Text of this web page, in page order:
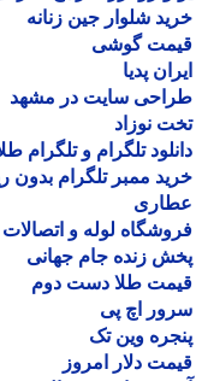
شلوار جین زنانه
گوشی
پدیا
سایت در مشهد
نوزاد
تلگرام و تلگرام طلایی
ممبر تلگرام بدون
لوله و اتصالات
زنده جام جهانی
طلا دست دوم
اچ پی
وین تک
دلار امروز